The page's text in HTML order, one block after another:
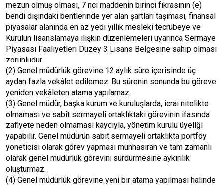
mezun olmuş olması, 7 nci maddenin birinci fıkrasının (e)
bendi dışındaki bentlerinde yer alan şartları taşıması, finansal
piyasalar alanında en az yedi yıllık mesleki tecrübeye ve
Kurulun lisanslamaya ilişkin düzenlemeleri uyarınca Sermaye
Piyasası Faaliyetleri Düzey 3 Lisans Belgesine sahip olması
zorunludur.
(2) Genel müdürlük görevine 12 aylık süre içerisinde üç
aydan fazla vekâlet edilemez. Bu sürenin sonunda bu göreve
yeniden vekâleten atama yapılamaz.
(3) Genel müdür, başka kurum ve kuruluşlarda, icrai nitelikte
olmaması ve sabit sermayeli ortaklıktaki görevinin ifasında
zafiyete neden olmaması kaydıyla, yönetim kurulu üyeliği
yapabilir. Genel müdürün sabit sermayeli ortaklıkta portföy
yöneticisi olarak görev yapması münhasıran ve tam zamanlı
olarak genel müdürlük görevini sürdürmesine aykırılık
oluşturmaz.
(4) Genel müdürlük görevine yeni bir atama yapılması halinde